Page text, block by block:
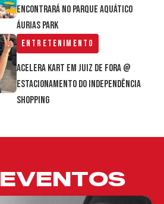
encontrará no parque aquático
Áurias Park
Entretenimento
Acelera Kart em Juiz de Fora @
estacionamento do Independência
Shopping
EVENTOS